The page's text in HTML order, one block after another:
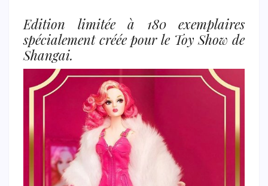
Edition limitée à 180 exemplaires
spécialement créée pour le Toy Show de
Shangai.